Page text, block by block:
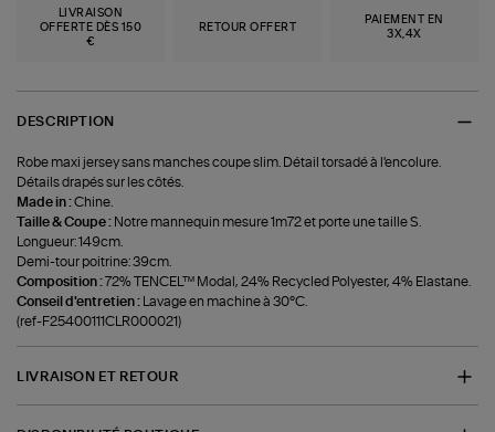
LIVRAISON
OFFERTE DÈS 150
€
RETOUR OFFERT
PAIEMENT EN
3X,4X
DESCRIPTION
Robe maxi jersey sans manches coupe slim. Détail torsadé à l'encolure.
Détails drapés sur les côtés.
Made in :Chine.
Taille & Coupe : Notre mannequin mesure 1m72 et porte une taille S.
Longueur: 149cm.
Demi-tour poitrine: 39cm.
Composition :72% TENCEL™ Modal, 24% Recycled Polyester, 4% Elastane.
Conseil d'entretien :
Lavage en machine à 30°C.
(ref-F25400111CLR000021)
LIVRAISON ET RETOUR